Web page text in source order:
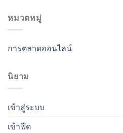
หมวดหมู่
การตลาดออนไลน์
นิยาม
เข้าสู่ระบบ
เข้าฟีด